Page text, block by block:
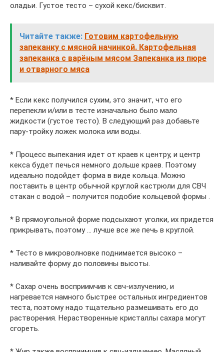
оладьи. Густое тесто – сухой кекс/бисквит.
Читайте также: Готовим картофельную
запеканку с мясной начинкой. Картофельная
запеканка с варёным мясом Запеканка из пюре
и отварного мяса
* Если кекс получился сухим, это значит, что его
перепекли и/или в тесте изначально было мало
жидкости (густое тесто). В следующий раз добавьте
пару-тройку ложек молока или воды.
* Процесс выпекания идет от краев к центру, и центр
кекса будет печься немного дольше краев. Поэтому
идеально подойдет форма в виде кольца. Можно
поставить в центр обычной круглой кастрюли для СВЧ
стакан с водой – получится подобие кольцевой формы .
* В прямоугольной форме подсыхают уголки, их придется
прикрывать, поэтому … лучше все же печь в круглой.
* Тесто в микроволновке поднимается высоко –
наливайте форму до половины высоты.
* Сахар очень восприимчив к свч-излучению, и
нагревается намного быстрее остальных ингредиентов
теста, поэтому надо тщательно размешивать его до
растворения. Нерастворенные кристаллы сахара могут
сгореть.